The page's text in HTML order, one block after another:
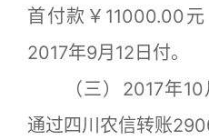
首付款￥11000.00
2017年9月12日付。
（三）2017年10
通过四川农信转账